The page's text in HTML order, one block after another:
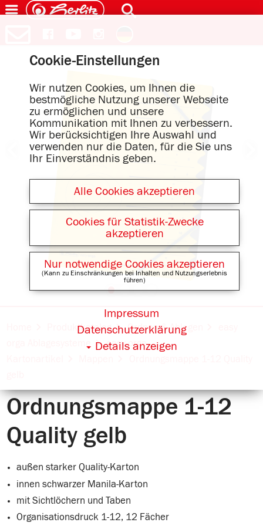
Produktkatalog Ordnen & Ablegen
easy orga
Ordnungsmappe 1-12
Quality gelb
außen starker Quality-Karton
innen schwarzer Manila-Karton
mit Sichtlöchern und Taben
Organisationsdruck 1-12, 12 Fächer
Cookie-Einstellungen
Wir nutzen Cookies, um Ihnen die
bestmögliche Nutzung unserer Webseite
zu ermöglichen und unsere
Kommunikation mit Ihnen zu verbessern.
Wir berücksichtigen Ihre Auswahl und
verwenden nur die Daten, für die Sie uns
Ihr Einverständnis geben.
Alle Cookies akzeptieren
Cookies für Statistik-Zwecke
akzeptieren
Nur notwendige Cookies akzeptieren
(Kann zu Einschränkungen bei Inhalten und Nutzungserlebnis
führen)
Details anzeigen
Datenschutzerklärung
Impressum